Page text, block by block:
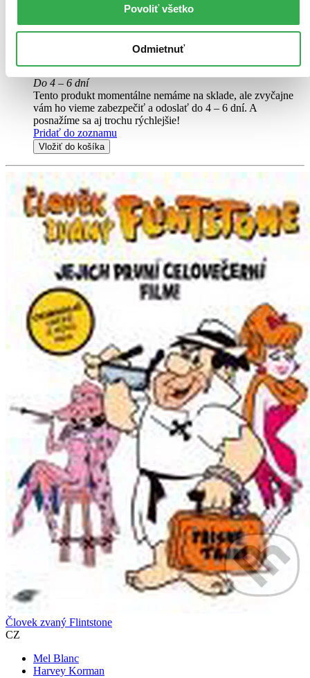
Povoliť všetko
Odmietnuť
plátno jednu z nejznámějších nejoblíbenějších pohádek. Tento
komik od pánaboha napsal, zrežíroval a zahrál si hlavní roli v
klasickém příběhu o tom, ...
1,99 €
Do 4 – 6 dní
Tento produkt momentálne nemáme na sklade, ale zvyčajne
vám ho vieme zabezpečiť a odoslať do 4 – 6 dní. A
posnažíme sa aj trochu rýchlejšie!
Pridať do zoznamu
Vložiť do košíka
Človek zvaný Flintstone
CZ
Mel Blanc
Harvey Korman